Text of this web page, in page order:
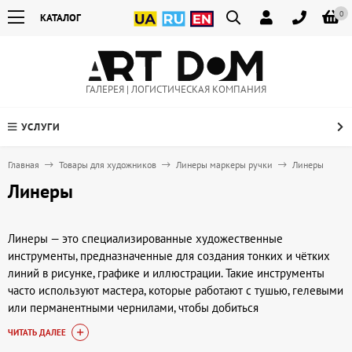
0
КАТАЛОГ
ГАЛЕРЕЯ | ЛОГИСТИЧЕСКАЯ КОМПАНИЯ
УСЛУГИ
Главная Товары для художников Линеры маркеры ручки Линеры
Линеры
Линеры — это специализированные художественные
инструменты, предназначенные для создания тонких и чётких
линий в рисунке, графике и иллюстрации. Такие инструменты
часто используют мастера, которые работают с тушью, гелевыми
или перманентными чернилами, чтобы добиться
выразительности и деталей в своих работах. Линеры могут
применяться в разных техниках — от скетчинга и
ЧИТАТЬ ДАЛЕЕ